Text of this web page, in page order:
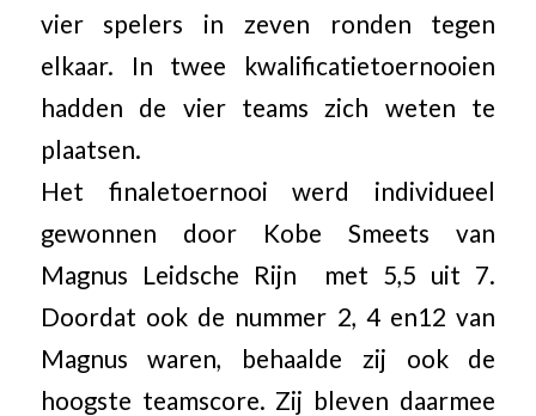
vier spelers in zeven ronden tegen
elkaar. In twee kwalificatietoernooien
hadden de vier teams zich weten te
plaatsen.
Het finaletoernooi werd individueel
gewonnen door Kobe Smeets van
Magnus Leidsche Rijn met 5,5 uit 7.
Doordat ook de nummer 2, 4 en12 van
Magnus waren, behaalde zij ook de
hoogste teamscore. Zij bleven daarmee